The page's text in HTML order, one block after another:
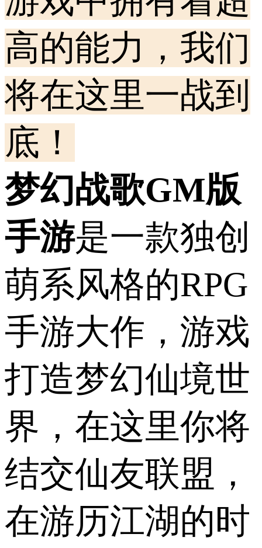
高的能力，我们
将在这里一战到
底！
梦幻战歌GM版
手游是一款独创
萌系风格的RPG
手游大作，游戏
打造梦幻仙境世
界，在这里你将
结交仙友联盟，
在游历江湖的时